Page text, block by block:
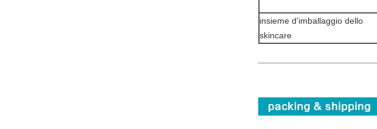
insieme d'imballaggio dello
skincare